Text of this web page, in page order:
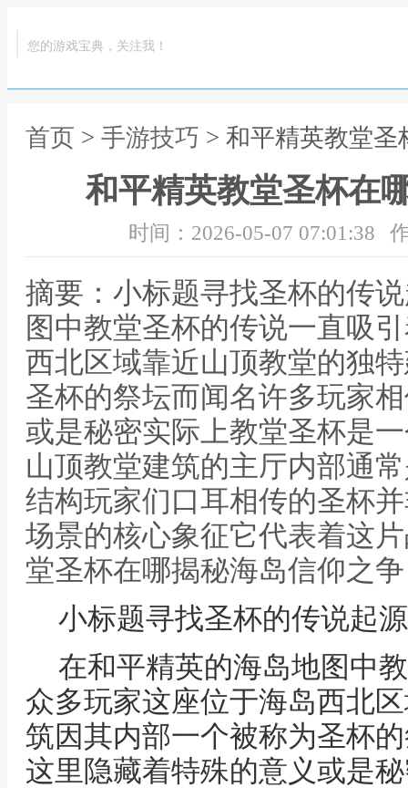
您的游戏宝典，关注我！
首页 > 手游技巧 > 和平精英教堂
和平精英教堂圣杯在
时间：2026-05-07 07:01:38
摘要：小标题寻找圣杯的传
图中教堂圣杯的传说一直吸
西北区域靠近山顶教堂的独
圣杯的祭坛而闻名许多玩家
或是秘密实际上教堂圣杯是
山顶教堂建筑的主厅内部通
结构玩家们口耳相传的圣杯
场景的核心象征它代表着这
堂圣杯在哪揭秘海岛信仰之争
小标题寻找圣杯的传说起源
在和平精英的海岛地图中
众多玩家这座位于海岛西北
筑因其内部一个被称为圣杯
这里隐藏着特殊的意义或是